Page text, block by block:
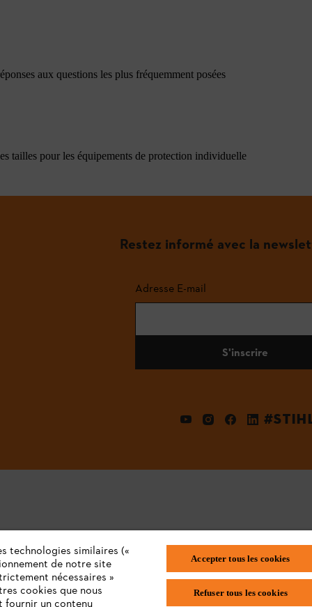
aux questions les plus fréquemment posées
tailles pour les équipements de protection individuelle
Restez informé avec la
Adresse E-mail
S'inscrire
STIHL FAQ
L'enregistrement des produits
technologies similaires («
de notre site
nécessaires »
cookies que nous
Accepter tous les cookies
Refuser tous les cookies